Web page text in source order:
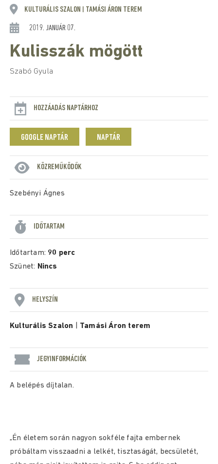
KULTURÁLIS SZALON TAMÁSI ÁRON TEREM
2019. JANUÁR 07.
Kulisszák mögött
Szabó Gyula
HOZZÁADÁS NAPTÁRHOZ
GOOGLE NAPTÁR NAPTÁR
KÖZREMŰKÖDŐK
Szebényi Ágnes
IDŐTARTAM
Időtartam: 90 perc
Szünet: Nincs
HELYSZÍN
Kulturális Szalon Tamási Áron terem
JEGYINFORMÁCIÓK
A belépés díjtalan.
„Én életem során nagyon sokféle fajta embernek
próbáltam visszaadni a lelkét, tisztaságát, becsületét,